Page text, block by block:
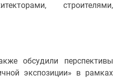
строителями,
обсудили перспективы
экспозиции» в рамках